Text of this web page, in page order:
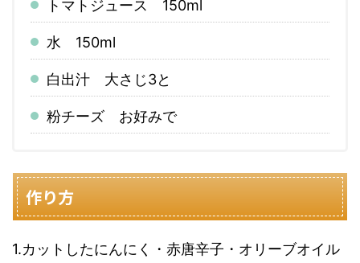
トマトジュース 150ml
水 150ml
白出汁 大さじ3と
粉チーズ お好みで
作り方
1.カットしたにんにく・赤唐辛子・オリーブオイル